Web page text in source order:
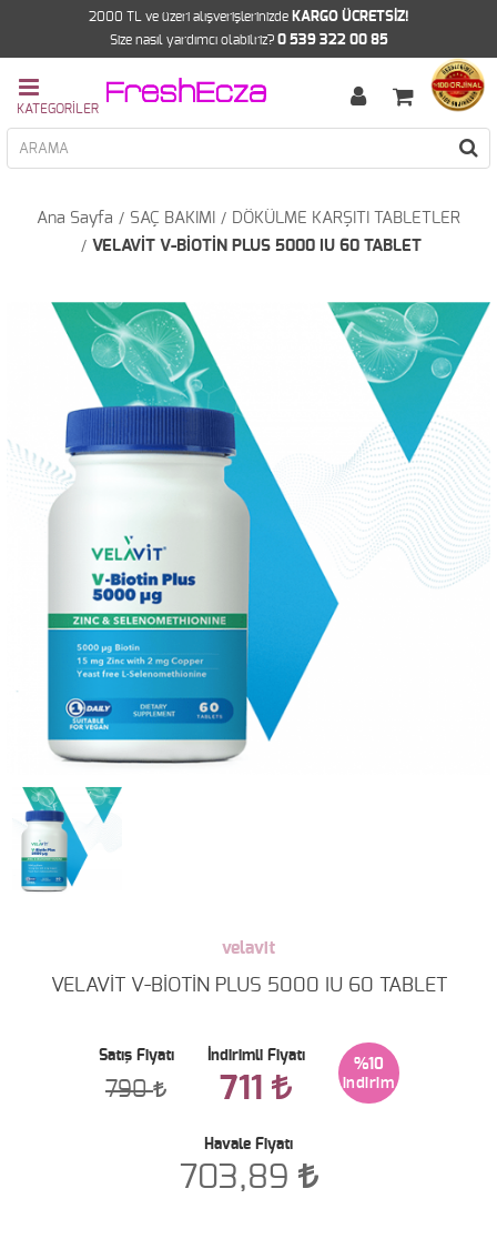
2000 TL ve üzeri alışverişlerinizde KARGO ÜCRETSİZ!
Size nasıl yardımcı olabilriz? 0 539 322 00 85
Ana Sayfa SAÇ BAKIMI
DÖKÜLME KARŞITI TABLETLER
VELAVİT V-BİOTİN PLUS 5000 IU 60 TABLET
velavit
VELAVİT V-BİOTİN PLUS 5000 IU 60 TABLET
Satış Fiyatı
790
İndirimli Fiyatı
711
%10
Havale Fiyatı
703,89